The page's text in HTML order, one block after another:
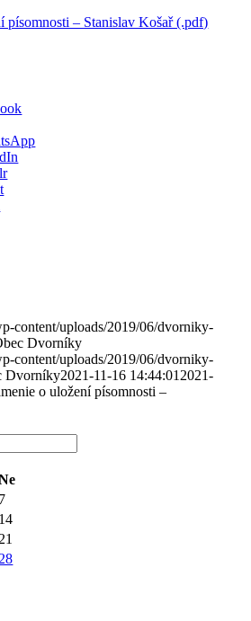
písomnosti – Stanislav Košař (.pdf)
content/uploads/2019/06/dvorniky-
Dvorníky
content/uploads/2019/06/dvorniky-
Dvorníky2021-11-16 14:44:01 2021-
o uložení písomnosti –
7
14
21
28